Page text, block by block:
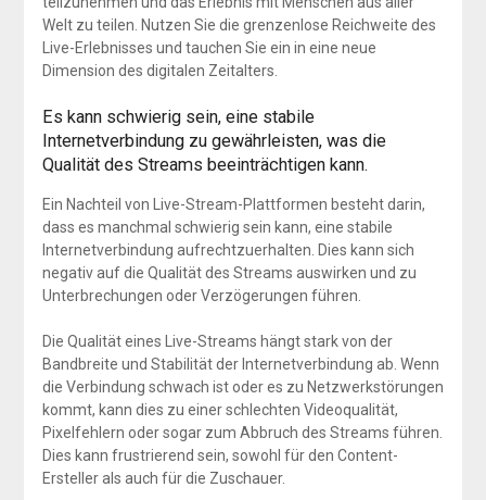
Welt zu teilen. Nutzen Sie die grenzenlose Reichweite des
Live-Erlebnisses und tauchen Sie ein in eine neue
Dimension des digitalen Zeitalters.
Es kann schwierig sein, eine stabile
Internetverbindung zu gewährleisten, was die
Qualität des Streams beeinträchtigen kann.
Ein Nachteil von Live-Stream-Plattformen besteht darin,
dass es manchmal schwierig sein kann, eine stabile
Internetverbindung aufrechtzuerhalten. Dies kann sich
negativ auf die Qualität des Streams auswirken und zu
Unterbrechungen oder Verzögerungen führen.
Die Qualität eines Live-Streams hängt stark von der
Bandbreite und Stabilität der Internetverbindung ab. Wenn
die Verbindung schwach ist oder es zu Netzwerkstörungen
kommt, kann dies zu einer schlechten Videoqualität,
Pixelfehlern oder sogar zum Abbruch des Streams führen.
Dies kann frustrierend sein, sowohl für den Content-
Ersteller als auch für die Zuschauer.